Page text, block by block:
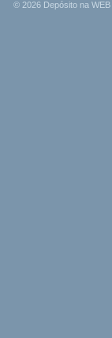
© 2026 Depósito na WEB